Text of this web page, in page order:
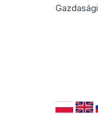
Gazdasági